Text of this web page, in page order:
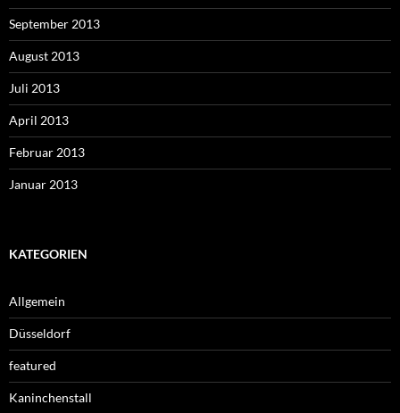
September 2013
August 2013
Juli 2013
April 2013
Februar 2013
Januar 2013
KATEGORIEN
Allgemein
Düsseldorf
featured
Kaninchenstall